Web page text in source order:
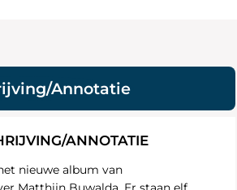
Annotatie
ANNOTATIE
nieuwe album van